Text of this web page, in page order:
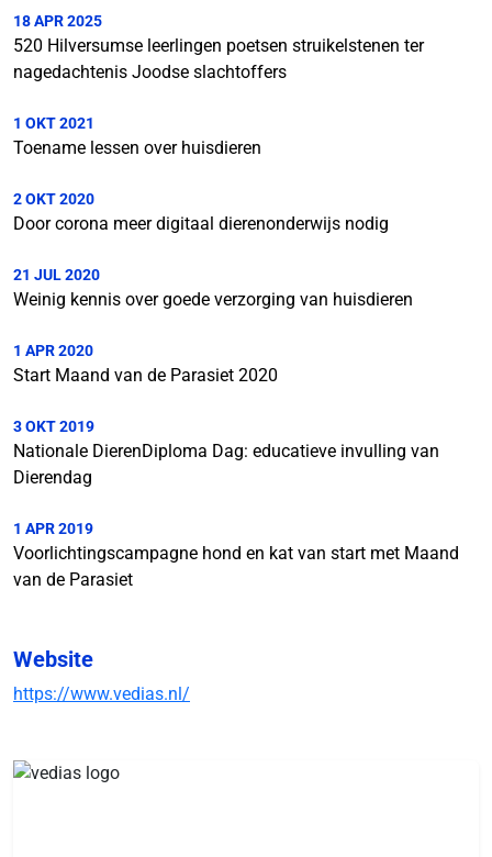
18 APR 2025
520 Hilversumse leerlingen poetsen struikelstenen ter
nagedachtenis Joodse slachtoffers
1 OKT 2021
Toename lessen over huisdieren
2 OKT 2020
Door corona meer digitaal dierenonderwijs nodig
21 JUL 2020
Weinig kennis over goede verzorging van huisdieren
1 APR 2020
Start Maand van de Parasiet 2020
3 OKT 2019
Nationale DierenDiploma Dag: educatieve invulling van
Dierendag
1 APR 2019
Voorlichtingscampagne hond en kat van start met Maand
van de Parasiet
Website
https://www.vedias.nl/